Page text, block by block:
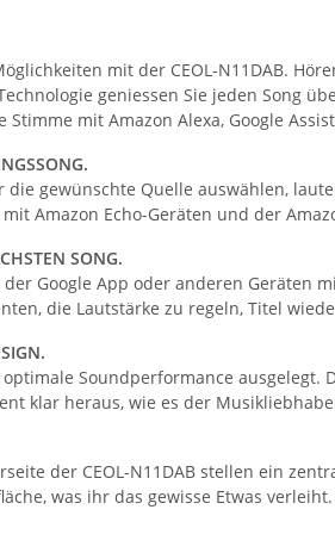
mit der CEOL-N11DAB.
geniessen Sie jeden Song
mit Amazon Alexa, Google
die gewünschte Quelle auswählen,
Amazon Echo-Geräten und der
SONG.
der Google App oder anderen
die Lautstärke zu regeln, Titel
optimale Soundperformance
klar heraus, wie es der
der CEOL-N11DAB stellen ein
was ihr das gewisse Etwas verleiht.